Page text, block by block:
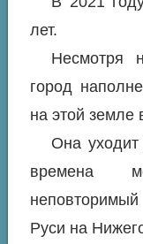
лет.
Несмотря
город
на этой земле
Она
времена
Руси на